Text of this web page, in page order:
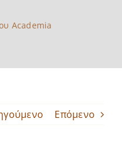
Academia
Επόμενο